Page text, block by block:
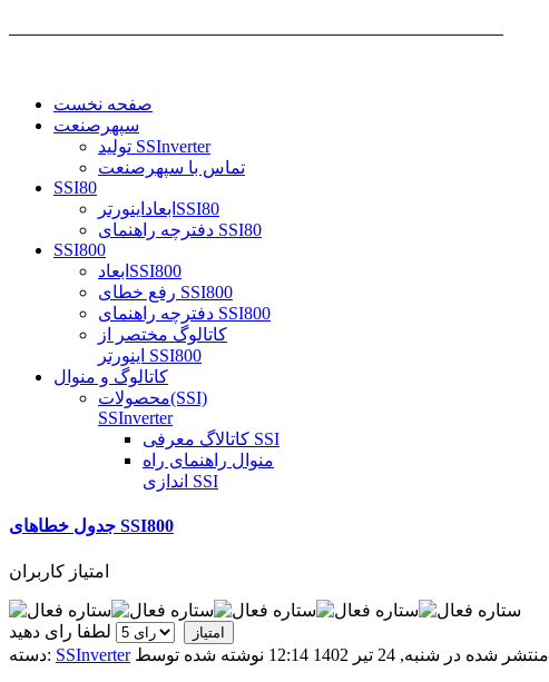
صفحه نخست
سپهرصنعت
تولید SSInverter
تماس با سپهرصنعت
SSI80
ابعاداینورترSSI80
دفترچه راهنمای SSI80
SSI800
ابعادSSI800
رفع خطای SSI800
دفترچه راهنمای SSI800
کاتالوگ مختصر از
اینورتر SSI800
کاتالوگ و منوال
محصولات(SSI)
SSInverter
کاتالاگ معرفی SSI
منوال راهنمای راه
اندازی SSI
جدول خطاهای SSI800
امتیاز کاربران
لطفا رای دهید
دسته: SSInverter منتشر شده در شنبه, 24 تیر 1402 12:14